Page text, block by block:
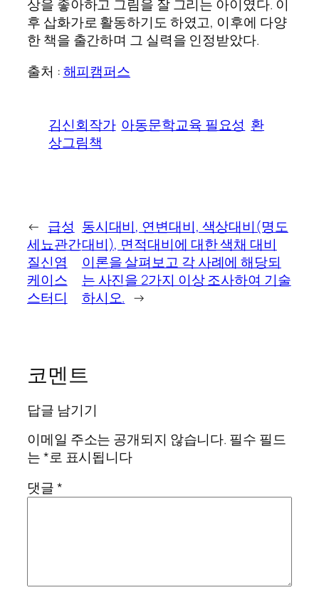
상을 좋아하고 그림을 잘 그리는 아이였다. 이
후 삽화가로 활동하기도 하였고, 이후에 다양
한 책을 출간하며 그 실력을 인정받았다.
출처 :해피캠퍼스
김신회작가 아동문학교육 필요성 환
상그림책
← 급성
세뇨관간
질신염
케이스
스터디
동시대비, 연변대비, 색상대비(명도
대비), 면적대비에 대한 색채 대비
이론을 살펴보고 각 사례에 해당되
는 사진을 2가지 이상 조사하여 기술
하시오. →
코멘트
답글 남기기
이메일 주소는 공개되지 않습니다. 필수 필드
는*로 표시됩니다
댓글*